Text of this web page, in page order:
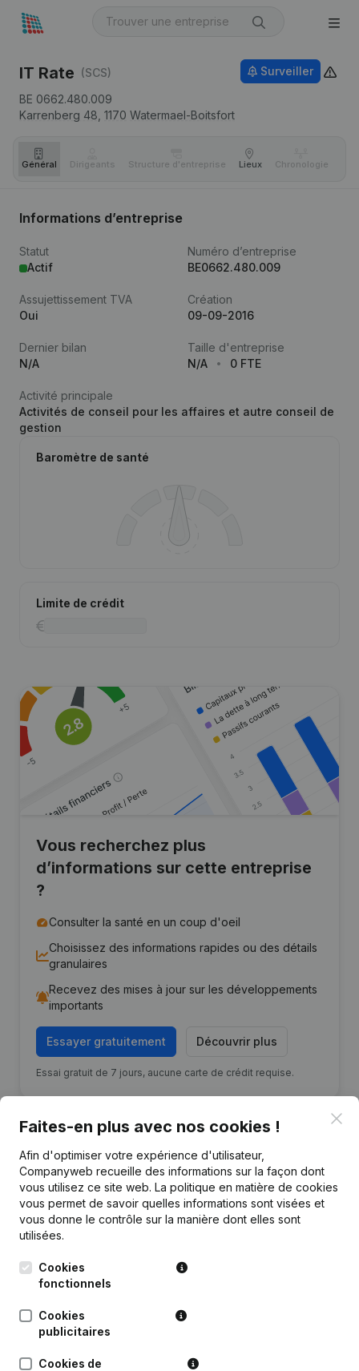
IT Rate (SCS)
BE 0662.480.009
Karrenberg 48, 1170 Watermael-Boitsfort
Surveiller
Général Dirigeants Structure d'entreprise Lieux Chronologie
Informations d’entreprise
Statut
Actif
Numéro d’entreprise
BE0662.480.009
Assujettissement TVA
Oui
Création
09-09-2016
Dernier bilan
N/A
Taille d'entreprise
N/A
0 FTE
Activité principale
Activités de conseil pour les affaires et autre conseil de
gestion
Baromètre de santé
Limite de crédit
Vous recherchez plus
d’informations sur cette entreprise
?
Consulter la santé en un coup d'oeil
Choisissez des informations rapides ou des détails
granulaires
Recevez des mises à jour sur les développements
importants
Essayer gratuitement Découvrir plus
Essai gratuit de 7 jours, aucune carte de crédit requise.
Publicationsde IT Rate
Date Publication
14-09-2016
Rubrique Constitution (Nouvelle
Personne Morale, Ouverture
Faites-en plus avec nos cookies !
Afin d'optimiser votre expérience d'utilisateur,
Companyweb recueille des informations sur la façon dont
vous utilisez ce site web. La politique en matière de cookies
vous permet de savoir quelles informations sont visées et
vous donne le contrôle sur la manière dont elles sont
utilisées.
Cookies
fonctionnels
Cookies
publicitaires
Cookies de